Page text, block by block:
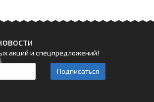
акций и спецпредложений!
Подписаться